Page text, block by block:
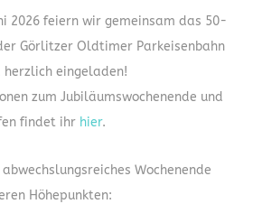
2026 feiern wir gemeinsam das 50-
Görlitzer Oldtimer Parkeisenbahn
herzlich eingeladen!
zum Jubiläumswochenende und
findet ihr hier.
Wochenende
Höhepunkten: